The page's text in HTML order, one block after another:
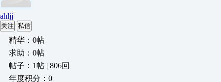
ahljj
关注 私信
精华：0帖
求助：0帖
帖子：1帖 | 806回
年度积分：0